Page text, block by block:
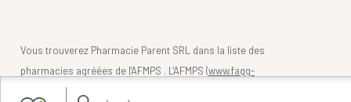
Vous trouverez Pharmacie Parent SRL dans la liste des
pharmacies agréées de l'AFMPS . L'AFMPS (www.fagg-
contrôle la légalité des pharmacies belges